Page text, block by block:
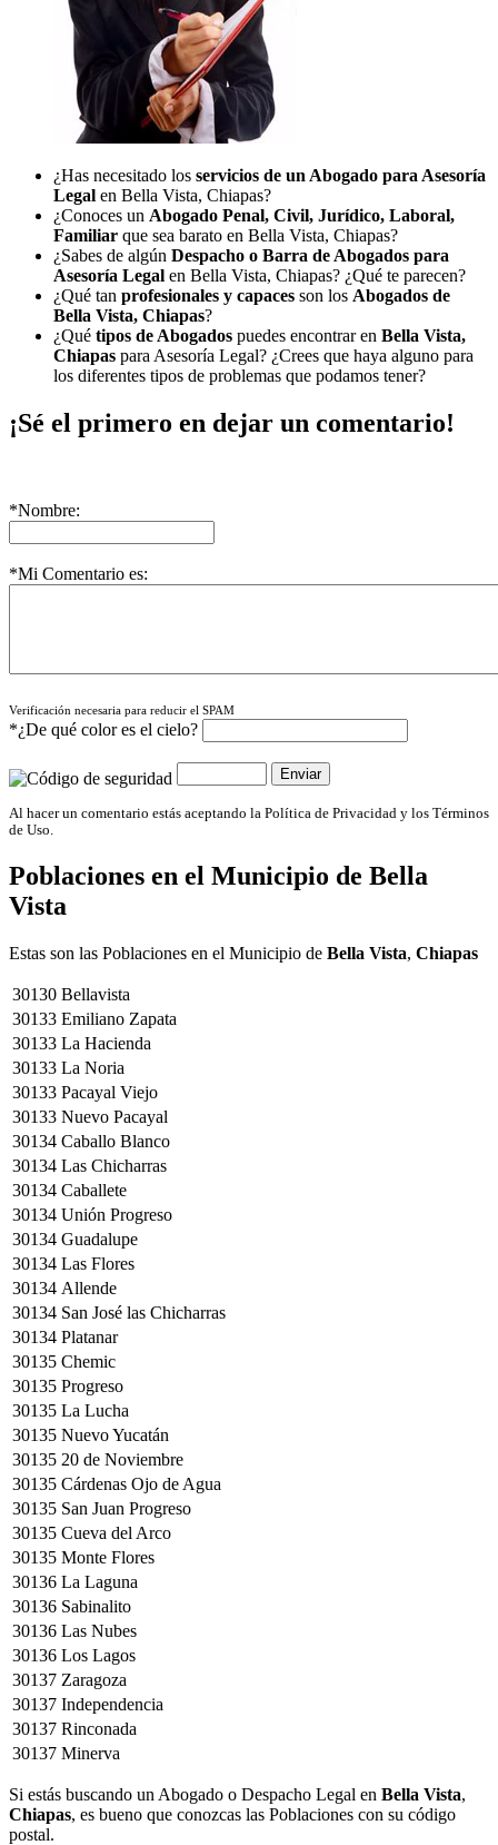
¿Has necesitado los servicios de un Abogado para Asesoría
Legal en Bella Vista, Chiapas?
¿Conoces un Abogado Penal, Civil, Jurídico, Laboral,
Familiar que sea barato en Bella Vista, Chiapas?
¿Sabes de algún Despacho o Barra de Abogados para
Asesoría Legal en Bella Vista, Chiapas? ¿Qué te parecen?
¿Qué tan profesionales y capaces son los Abogados de
Bella Vista, Chiapas?
¿Qué tipos de Abogados puedes encontrar en Bella Vista,
Chiapas para Asesoría Legal? ¿Crees que haya alguno para
los diferentes tipos de problemas que podamos tener?
¡Sé el primero en dejar un comentario!
*Nombre:
*Mi Comentario es:
Verificación necesaria para reducir el SPAM
*¿De qué color es el cielo?
Al hacer un comentario estás aceptando la Política de Privacidad y los Términos
de Uso.
Poblaciones en el Municipio de Bella
Vista
Estas son las Poblaciones en el Municipio de Bella Vista, Chiapas
30130 Bellavista
30133 Emiliano Zapata
30133 La Hacienda
30133 La Noria
30133 Pacayal Viejo
30133 Nuevo Pacayal
30134 Caballo Blanco
30134 Las Chicharras
30134 Caballete
30134 Unión Progreso
30134 Guadalupe
30134 Las Flores
30134 Allende
30134 San José las Chicharras
30134 Platanar
30135 Chemic
30135 Progreso
30135 La Lucha
30135 Nuevo Yucatán
30135 20 de Noviembre
30135 Cárdenas Ojo de Agua
30135 San Juan Progreso
30135 Cueva del Arco
30135 Monte Flores
30136 La Laguna
30136 Sabinalito
30136 Las Nubes
30136 Los Lagos
30137 Zaragoza
30137 Independencia
30137 Rinconada
30137 Minerva
Si estás buscando un Abogado o Despacho Legal en Bella Vista,
Chiapas, es bueno que conozcas las Poblaciones con su código
postal.